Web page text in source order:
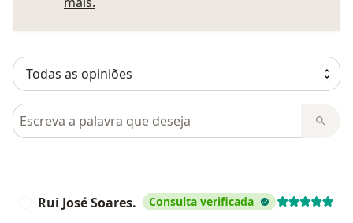
Pesquisar em opiniões
Rui José Soares. Consulta verificada